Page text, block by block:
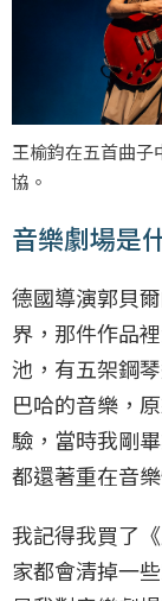
王榆鈞在五首曲子
協。
音樂劇場是
德國導演郭貝
界，那件作品
池，有五架鋼
巴哈的音樂，
驗，當時我剛
都還著重在音
我記得我買了
家都會清掉一